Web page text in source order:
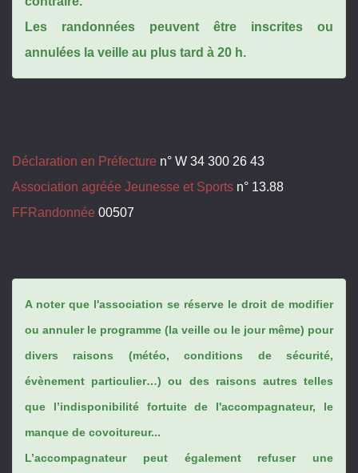
Les randonnées peuvent être inscrites ou
annulées la veille au plus tard à 20 h.
Déclaration en Préfecture n° W 34 300 26 43
Association agréée Jeunesse et Sports n° 13.88
FFRandonnée 00507
A noter que l'association se réserve le droit de modifier
ou annuler le programme (la veille ou le jour même) pour
divers raisons (météo, conditions de sécurité,
évènement particulier…) ou des raisons autres telles
que l’indisponibilité fortuite de l'accompagnateur, le
manque de covoitureur...
L’accompagnateur peut également refuser une